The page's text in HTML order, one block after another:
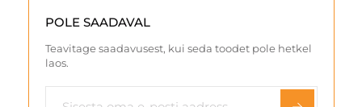
POLE SAADAVAL
Teavitage saadavusest, kui seda toodet pole hetkel
laos.